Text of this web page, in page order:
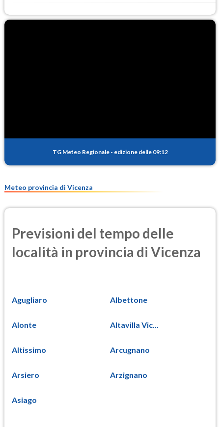
TG Meteo Regionale - edizione delle 09:12
Meteo provincia di Vicenza
Previsioni del tempo delle
località in provincia di Vicenza
Agugliaro Albettone
Alonte Altavilla Vic...
Altissimo Arcugnano
Arsiero Arzignano
Asiago